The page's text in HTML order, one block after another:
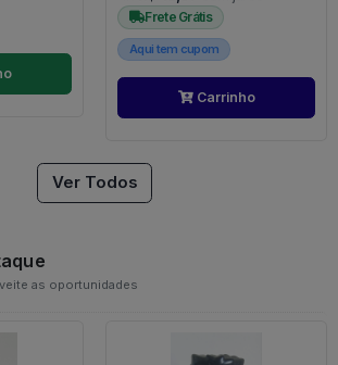
Frete Grátis
Aqui tem cupom
Carrinho
Ver Todos
as oportunidades